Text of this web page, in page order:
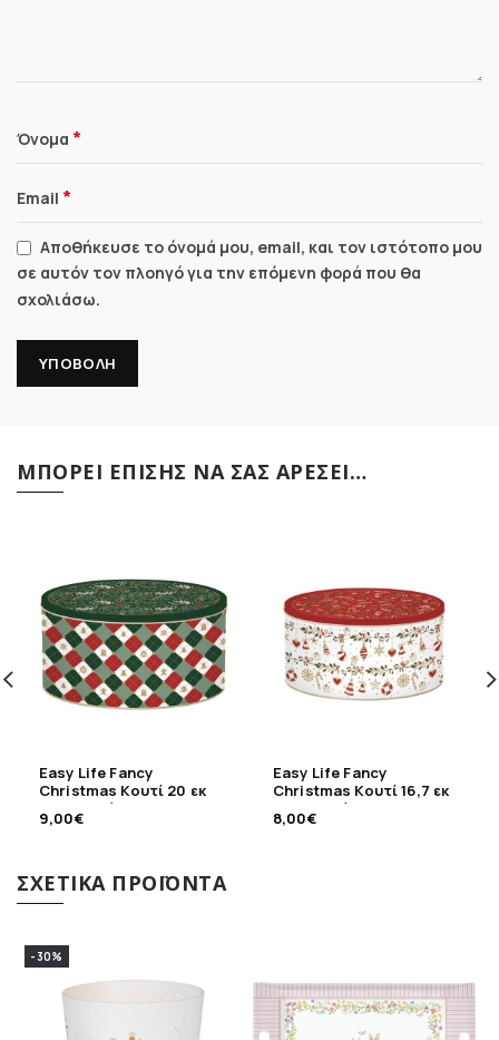
Όνομα *
Email *
Αποθήκευσε το όνομά μου, email, και τον ιστότοπο μου
σε αυτόν τον πλοηγό για την επόμενη φορά που θα
σχολιάσω.
ΜΠΟΡΕΊ ΕΠΊΣΗΣ ΝΑ ΣΑΣ ΑΡΈΣΕΙ…
Easy Life Fancy
Christmas Κουτί 20 εκ
μεταλλικό
9,00€
Easy Life Fancy
Christmas Κουτί 16,7 εκ
μεταλλικό
8,00€
ΣΧΕΤΙΚΆ ΠΡΟΪΌΝΤΑ
-30%